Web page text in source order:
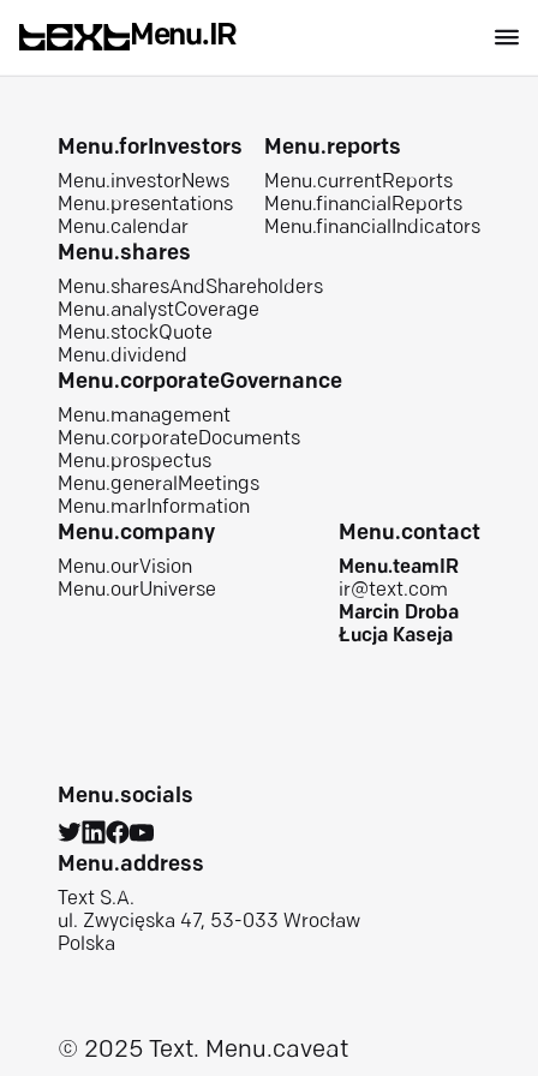
Menu.IR
Menu.forInvestors
Menu.investorNews
Menu.presentations
Menu.calendar
Menu.reports
Menu.currentReports
Menu.financialReports
Menu.financialIndicators
Menu.shares
Menu.sharesAndShareholders
Menu.analystCoverage
Menu.stockQuote
Menu.dividend
Menu.corporateGovernance
Menu.management
Menu.corporateDocuments
Menu.prospectus
Menu.generalMeetings
Menu.marInformation
Menu.company
Menu.ourVision
Menu.ourUniverse
Menu.contact
Menu.teamIR
ir@text.com
Marcin Droba
Łucja Kaseja
Menu.socials
Menu.address
Text S.A.
ul. Zwycięska 47, 53-033 Wrocław
Polska
© 2025 Text. Menu.caveat